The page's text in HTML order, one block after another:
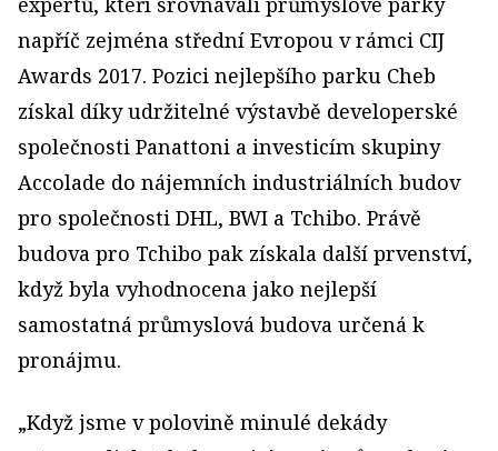
napříč zejména střední Evropou v rámci CIJ
Awards 2017. Pozici nejlepšího parku Cheb
získal díky udržitelné výstavbě developerské
společnosti Panattoni a investicím skupiny
Accolade do nájemních industriálních budov
pro společnosti DHL, BWI a Tchibo. Právě
budova pro Tchibo pak získala další prvenství,
když byla vyhodnocena jako nejlepší
samostatná průmyslová budova určená k
pronájmu.
„Když jsme v polovině minulé dekády